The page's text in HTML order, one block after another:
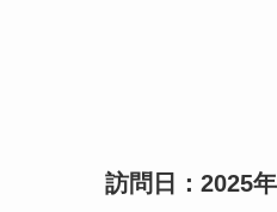
訪問日：2025